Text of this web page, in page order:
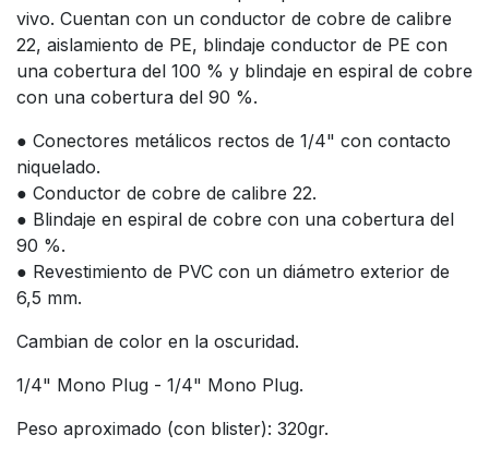
vivo. Cuentan con un conductor de cobre de calibre
22, aislamiento de PE, blindaje conductor de PE con
una cobertura del 100 % y blindaje en espiral de cobre
con una cobertura del 90 %.
● Conectores metálicos rectos de 1/4" con contacto
niquelado.
● Conductor de cobre de calibre 22.
● Blindaje en espiral de cobre con una cobertura del
90 %.
● Revestimiento de PVC con un diámetro exterior de
6,5 mm.
Cambian de color en la oscuridad.
1/4" Mono Plug - 1/4" Mono Plug.
Peso aproximado (con blister): 320gr.